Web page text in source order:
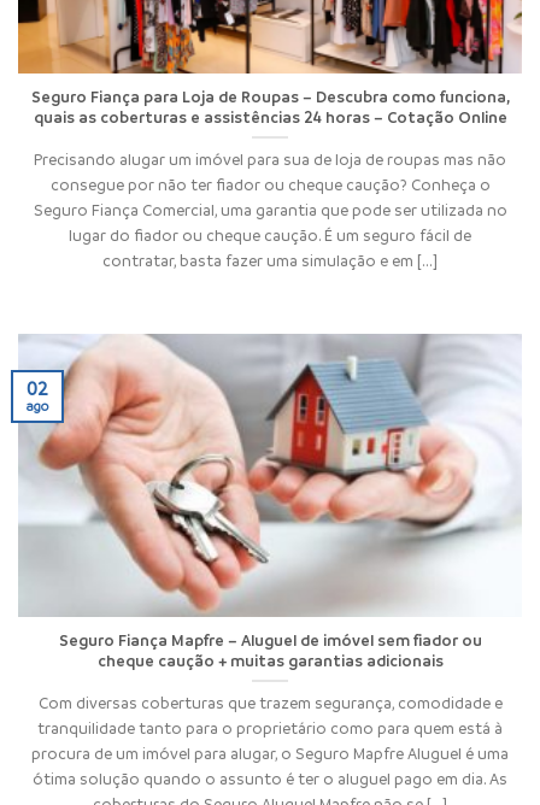
Seguro Fiança para Loja de Roupas – Descubra como funciona,
quais as coberturas e assistências 24 horas – Cotação Online
Precisando alugar um imóvel para sua de loja de roupas mas não
consegue por não ter fiador ou cheque caução? Conheça o
Seguro Fiança Comercial, uma garantia que pode ser utilizada no
lugar do fiador ou cheque caução. É um seguro fácil de
contratar, basta fazer uma simulação e em [...]
Seguro Fiança Mapfre – Aluguel de imóvel sem fiador ou
cheque caução + muitas garantias adicionais
Com diversas coberturas que trazem segurança, comodidade e
tranquilidade tanto para o proprietário como para quem está à
procura de um imóvel para alugar, o Seguro Mapfre Aluguel é uma
ótima solução quando o assunto é ter o aluguel pago em dia. As
02
ago